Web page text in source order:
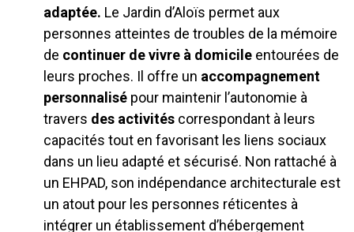
adaptée. Le Jardin d’Aloïs permet aux
personnes atteintes de troubles de la mémoire
de continuer de vivre à domicile entourées de
leurs proches. Il offre un accompagnement
personnalisé pour maintenir l’autonomie à
travers des activités correspondant à leurs
capacités tout en favorisant les liens sociaux
dans un lieu adapté et sécurisé. Non rattaché à
un EHPAD, son indépendance architecturale est
un atout pour les personnes réticentes à
intégrer un établissement d’hébergement